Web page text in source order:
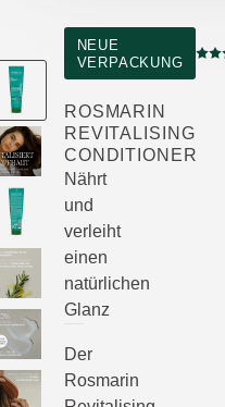
NEUE
VERPACKUNG
ROSMARIN
REVITALISING
CONDITIONER
Nährt
und
verleiht
einen
natürlichen
Glanz
Der
Rosmarin